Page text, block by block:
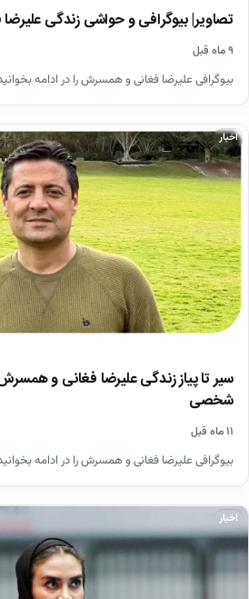
تصاویر| بیوگرافی و حواشی زندگی
۹ ماه قبل
بیوگرافی علیرضا فغانی و همسرش را در ادامه
اخبار
سیر تا پیاز زندگی علیرضا فغانی و
شخصی
۱۱ ماه قبل
بیوگرافی علیرضا فغانی و همسرش را در ادامه
اخبار